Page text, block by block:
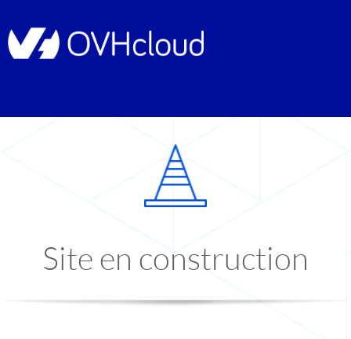
Site en construction